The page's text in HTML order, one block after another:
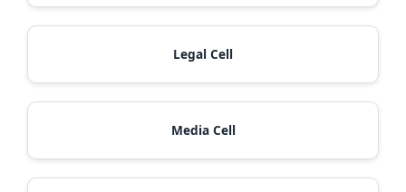
Legal Cell
Media Cell